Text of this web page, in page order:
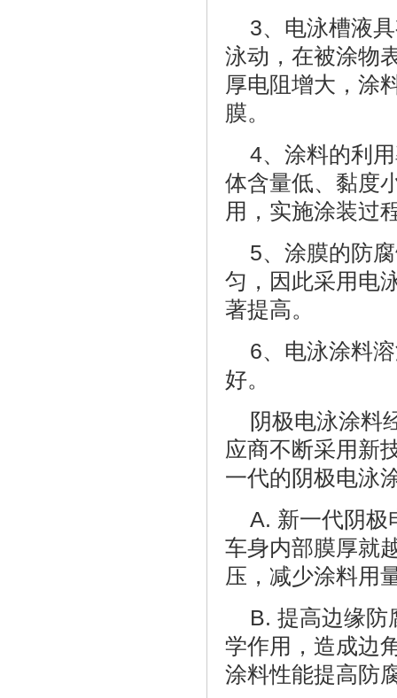
3、电泳槽液
泳动，在被涂物
厚电阻增大，涂
膜。
4、涂料的利
体含量低、黏度
用，实施涂装过
5、涂膜的防
匀，因此采用电
著提高。
6、电泳涂料
好。
阴极电泳涂料
应商不断采用新
一代的阴极电泳
A. 新一代阴极
车身内部膜厚就
压，减少涂料用
B. 提高边缘防
学作用，造成边
涂料性能提高防